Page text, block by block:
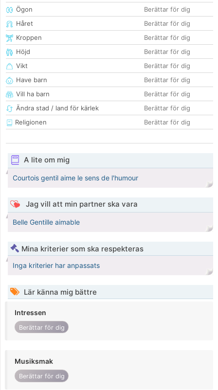
Ögon
Berättar för dig
Håret
Berättar för dig
Kroppen
Berättar för dig
Höjd
Berättar för dig
Vikt
Berättar för dig
Have barn
Berättar för dig
Vill ha barn
Berättar för dig
Ändra stad / land för kärlek
Berättar för dig
Religionen
Berättar för dig
A lite om mig
Courtois gentil aime le sens de l'humour
Jag vill att min partner ska vara
Belle Gentille aimable
Mina kriterier som ska respekteras
Inga kriterier har anpassats
Lär känna mig bättre
Intressen
Berättar för dig
Musiksmak
Berättar för dig